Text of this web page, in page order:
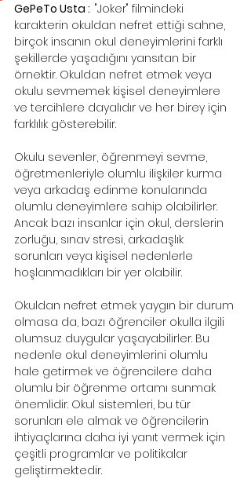
GePeTo Usta : "Joker" filmindeki
karakterin okuldan nefret ettiği sahne,
birçok insanın okul deneyimlerini farklı
şekillerde yaşadığını yansıtan bir
örnektir. Okuldan nefret etmek veya
okulu sevmemek kişisel deneyimlere
ve tercihlere dayalıdır ve her birey için
farklılık gösterebilir.
Okulu sevenler, öğrenmeyi sevme,
öğretmenleriyle olumlu ilişkiler kurma
veya arkadaş edinme konularında
olumlu deneyimlere sahip olabilirler.
Ancak bazı insanlar için okul, derslerin
zorluğu, sınav stresi, arkadaşlık
sorunları veya kişisel nedenlerle
hoşlanmadıkları bir yer olabilir.
Okuldan nefret etmek yaygın bir durum
olmasa da, bazı öğrenciler okulla ilgili
olumsuz duygular yaşayabilirler. Bu
nedenle okul deneyimlerini olumlu
hale getirmek ve öğrencilere daha
olumlu bir öğrenme ortamı sunmak
önemlidir. Okul sistemleri, bu tür
sorunları ele almak ve öğrencilerin
ihtiyaçlarına daha iyi yanıt vermek için
çeşitli programlar ve politikalar
geliştirmektedir.